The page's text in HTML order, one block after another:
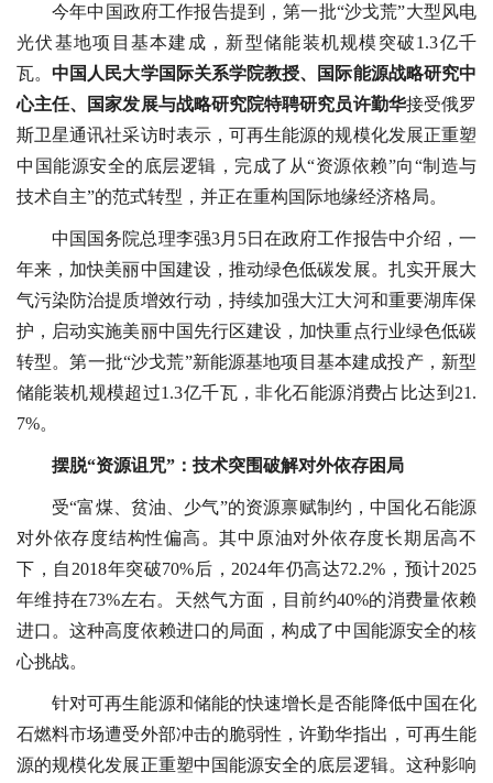
今年中国政府工作报告提到，第一批“沙戈荒”大型风电
光伏基地项目基本建成，新型储能装机规模突破1.3亿千
瓦。中国人民大学国际关系学院教授、国际能源战略研究中
心主任、国家发展与战略研究院特聘研究员许勤华接受俄罗
斯卫星通讯社采访时表示，可再生能源的规模化发展正重塑
中国能源安全的底层逻辑，完成了从“资源依赖”向“制造与
技术自主”的范式转型，并正在重构国际地缘经济格局。
中国国务院总理李强3月5日在政府工作报告中介绍，一
年来，加快美丽中国建设，推动绿色低碳发展。扎实开展大
气污染防治提质增效行动，持续加强大江大河和重要湖库保
护，启动实施美丽中国先行区建设，加快重点行业绿色低碳
转型。第一批“沙戈荒”新能源基地项目基本建成投产，新型
储能装机规模超过1.3亿千瓦，非化石能源消费占比达到21.
7%。
摆脱“资源诅咒”：技术突围破解对外依存困局
受“富煤、贫油、少气”的资源禀赋制约，中国化石能源
对外依存度结构性偏高。其中原油对外依存度长期居高不
下，自2018年突破70%后，2024年仍高达72.2%，预计2025
年维持在73%左右。天然气方面，目前约40%的消费量依赖
进口。这种高度依赖进口的局面，构成了中国能源安全的核
心挑战。
针对可再生能源和储能的快速增长是否能降低中国在化
石燃料市场遭受外部冲击的脆弱性，许勤华指出，可再生能
源的规模化发展正重塑中国能源安全的底层逻辑。这种影响